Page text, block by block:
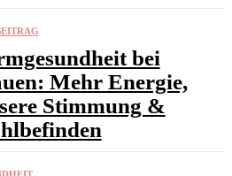
bei
Mehr Energie,
Stimmung &